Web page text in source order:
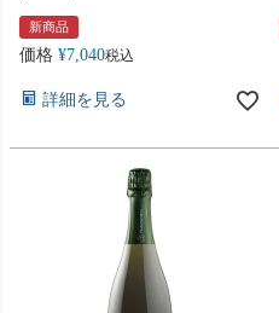
新商品
価格 ¥7,040税込
詳細を見る